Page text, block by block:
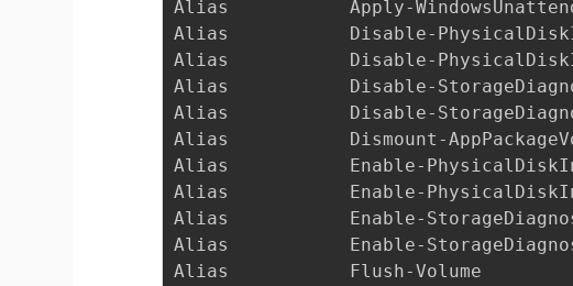
Alias           Apply-
Alias           Disable-
Alias           Disable-
Alias           Disable-
Alias           Disable-
Alias           Dismount-
Alias           Enable-
Alias           Enable-
Alias           Enable-
Alias           Enable-
Alias